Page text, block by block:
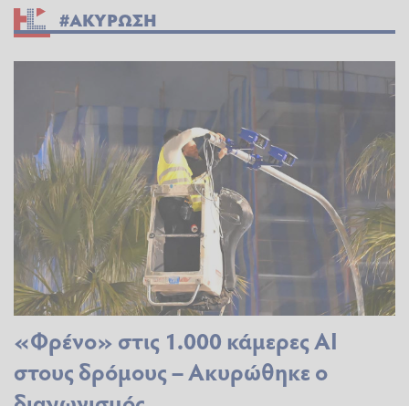
#ΑΚΥΡΩΣΗ
«Φρένο» στις 1.000 κάμερες ΑΙ
στους δρόμους – Ακυρώθηκε ο